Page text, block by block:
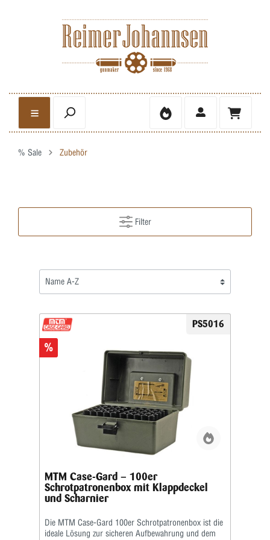
% Sale Zubehör
Filter
%
PS5016
MTM Case-Gard – 100er
Schrotpatronenbox mit Klappdeckel
und Scharnier
Die MTM Case-Gard 100er Schrotpatronenbox ist die
ideale Lösung zur sicheren Aufbewahrung und dem